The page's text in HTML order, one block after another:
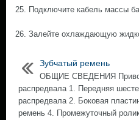
25. Подключите кабель массы
26. Залейте охлаждающую
Зубчатый ремень
ОБЩИЕ СВЕДЕНИЯ
распредвала 1. Передняя
распредвала 2. Боковая
ремень 4. Промежуточный